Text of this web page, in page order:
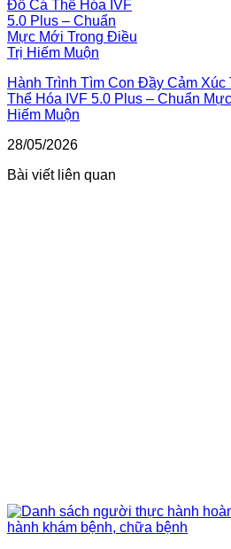
Hành Trình Tìm Con Đầy Cảm
Thể Hóa IVF 5.0 Plus – Chuẩn
Hiếm Muộn
28/05/2026
Bài viết liên quan